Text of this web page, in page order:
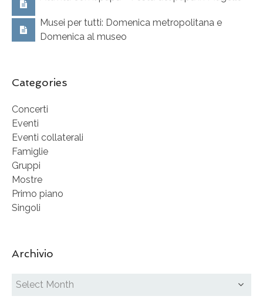
Musei per tutti: Domenica metropolitana e
Domenica al museo
Categories
Concerti
Eventi
Eventi collaterali
Famiglie
Gruppi
Mostre
Primo piano
Singoli
Archivio